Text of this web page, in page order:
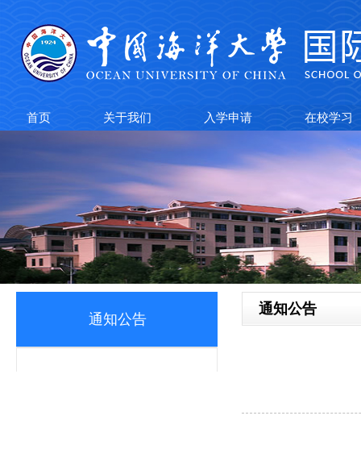
首页 关于我们 入学申请 在校学习
通知公告
通知公告